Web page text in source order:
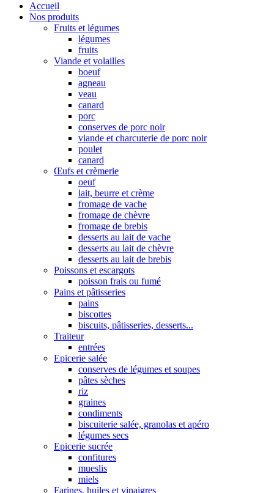
Accueil
Nos produits
Fruits et légumes
légumes
fruits
Viande et volailles
boeuf
agneau
veau
canard
porc
conserves de porc noir
viande et charcuterie de porc noir
poulet
canard
Œufs et crèmerie
oeuf
lait, beurre et crème
fromage de vache
fromage de chèvre
fromage de brebis
desserts au lait de vache
desserts au lait de chèvre
desserts au lait de brebis
Poissons et escargots
poisson frais ou fumé
Pains et pâtisseries
pains
biscottes
biscuits, pâtisseries, desserts...
Traiteur
entrées
Epicerie salée
conserves de légumes et soupes
pâtes sèches
riz
graines
condiments
biscuiterie salée, granolas et apéro
légumes secs
Epicerie sucrée
confitures
mueslis
miels
Farines, huiles et vinaigres